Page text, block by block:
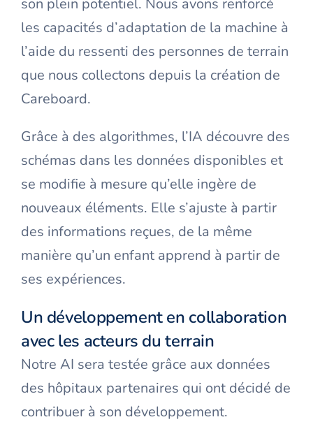
son plein potentiel. Nous avons renforcé
les capacités d’adaptation de la machine à
l’aide du ressenti des personnes de terrain
que nous collectons depuis la création de
Careboard.
Grâce à des algorithmes, l’IA découvre des
schémas dans les données disponibles et
se modifie à mesure qu’elle ingère de
nouveaux éléments. Elle s’ajuste à partir
des informations reçues, de la même
manière qu’un enfant apprend à partir de
ses expériences.
Un développement en collaboration
avec les acteurs du terrain
Notre AI sera testée grâce aux données
des hôpitaux partenaires qui ont décidé de
contribuer à son développement.